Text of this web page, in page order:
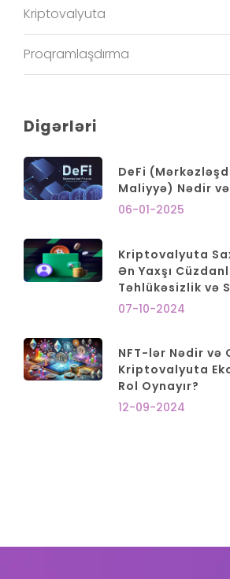
Kriptovalyuta
Proqramlaşdırma
Digərləri
DeFi
Maliyyə) Nədir
06-01-2025
Kriptovalyuta
Ən Yaxşı
Təhlükəsizlik və
07-10-2024
NFT-lər Nədir və
Kriptovalyuta
Rol Oynayır?
12-09-2024